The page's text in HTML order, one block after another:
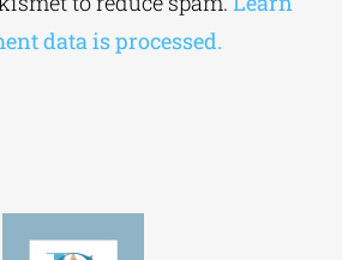
data is processed.